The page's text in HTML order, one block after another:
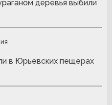
деревья выбили
в Юрьевских пещерах